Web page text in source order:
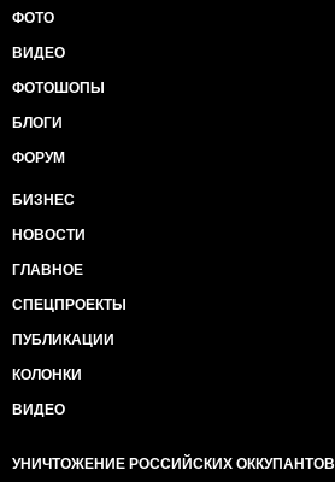
ФОТО
ВИДЕО
ФОТОШОПЫ
БЛОГИ
ФОРУМ
БИЗНЕС
НОВОСТИ
ГЛАВНОЕ
СПЕЦПРОЕКТЫ
ПУБЛИКАЦИИ
КОЛОНКИ
ВИДЕО
УНИЧТОЖЕНИЕ РОССИЙСКИХ ОККУПАНТОВ